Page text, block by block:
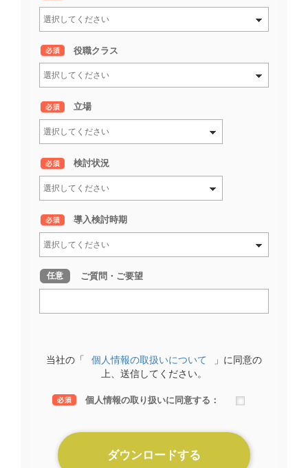
* 役職クラス
* 立場
* 検討状況
* 導入検討時期
任意 ご質問・ご要望
当社の「 個人情報の取扱いについて
」に同意の
上、送信してください。
個人情報の取り扱いに同意する：
ダウンロードする